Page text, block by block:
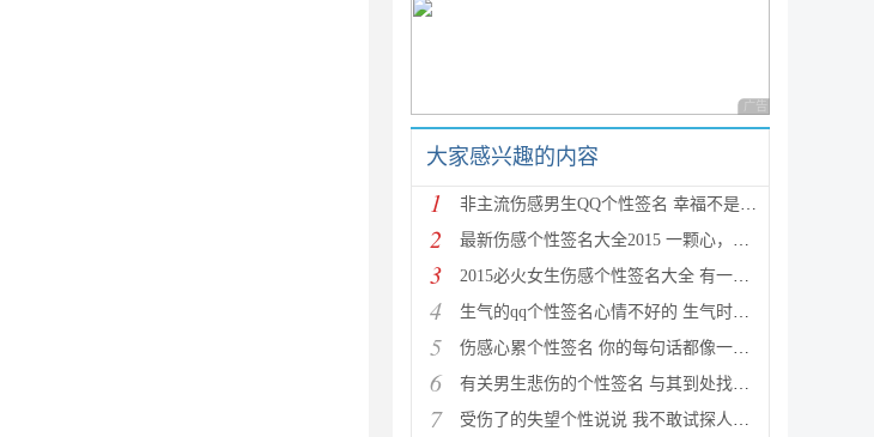
广告 商业广告，理性
大家感兴趣的内容
1 非主流伤感男生QQ个性签名 幸福不是说说而已,爱情不是
2 最新伤感个性签名大全2015 一颗心，只能一心一意全心
3 2015必火女生伤感个性签名大全 有一条路让你想起一个
4 生气的qq个性签名心情不好的 生气时被逗笑是件挺伤自
5 伤感心累个性签名 你的每句话都像一记耳光抽的我硬生
6 有关男生悲伤的个性签名 与其到处找借口，不如直接说
7 受伤了的失望个性说说 我不敢试探人心我怕疼的太清楚